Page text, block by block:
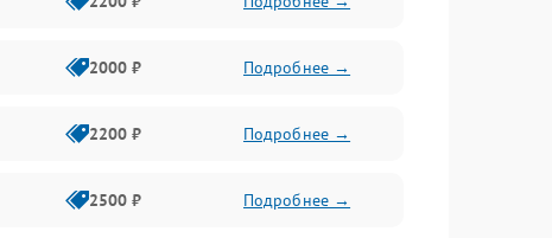
2000 ₽ Подробнее →
2200 ₽ Подробнее →
2500 ₽ Подробнее →